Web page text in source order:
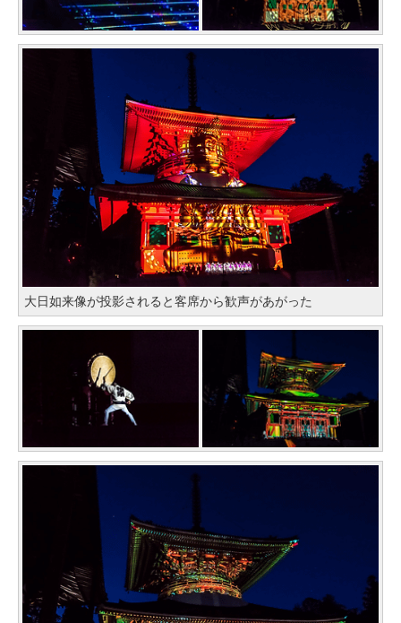
大日如来像が投影されると客席から歓声があがった